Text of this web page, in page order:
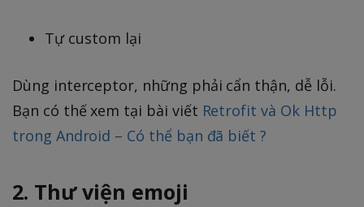
Tự custom lại
Dùng interceptor, những phải cẩn thận, dễ lỗi.
Bạn có thế xem tại bài viết Retrofit và Ok Http
trong Android – Có thể bạn đã biết ?
2. Thư viện emoji